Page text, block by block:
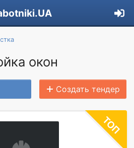
окон
Создать тендер